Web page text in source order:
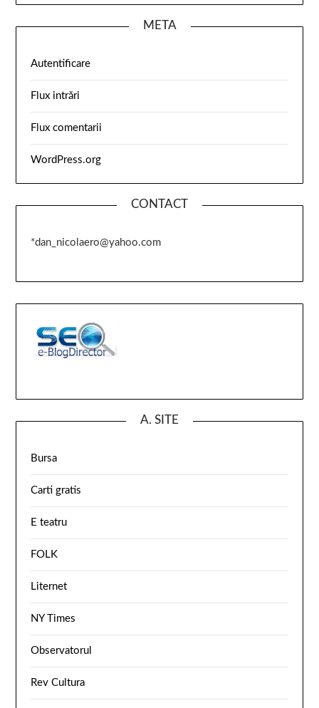
META
Autentificare
Flux intrări
Flux comentarii
WordPress.org
CONTACT
*dan_nicolaero@yahoo.com
A. SITE
Bursa
Carti gratis
E teatru
FOLK
Liternet
NY Times
Observatorul
Rev Cultura